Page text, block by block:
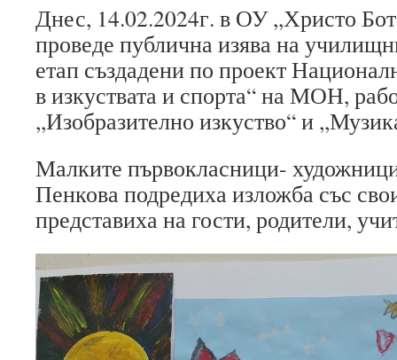
Днес, 14.02.2024г. в ОУ ,,Христо
проведе публична изява на
етап създадени по проект
в изкуствата и спорта“ на МОН,
,,Изобразително изкуство“ и
Малките първокласници-
Пенкова подредиха изложба със
представиха на гости, родители,